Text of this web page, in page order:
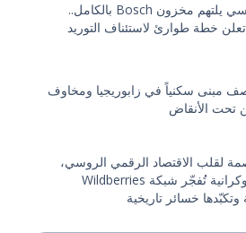
قصف روسي يلتهم مخزون Bosch بالكامل..
خطة طوارئ لاستئناف التوريد
مبنى سكنياً في زابوريجيا ومخاوف
تحت الأنقاض
لقلب الاقتصاد الرقمي الروسي،
طائرات أوكرانية تُفجّر شبكة Wildberries
وتكبّدها خسائر تاريخية